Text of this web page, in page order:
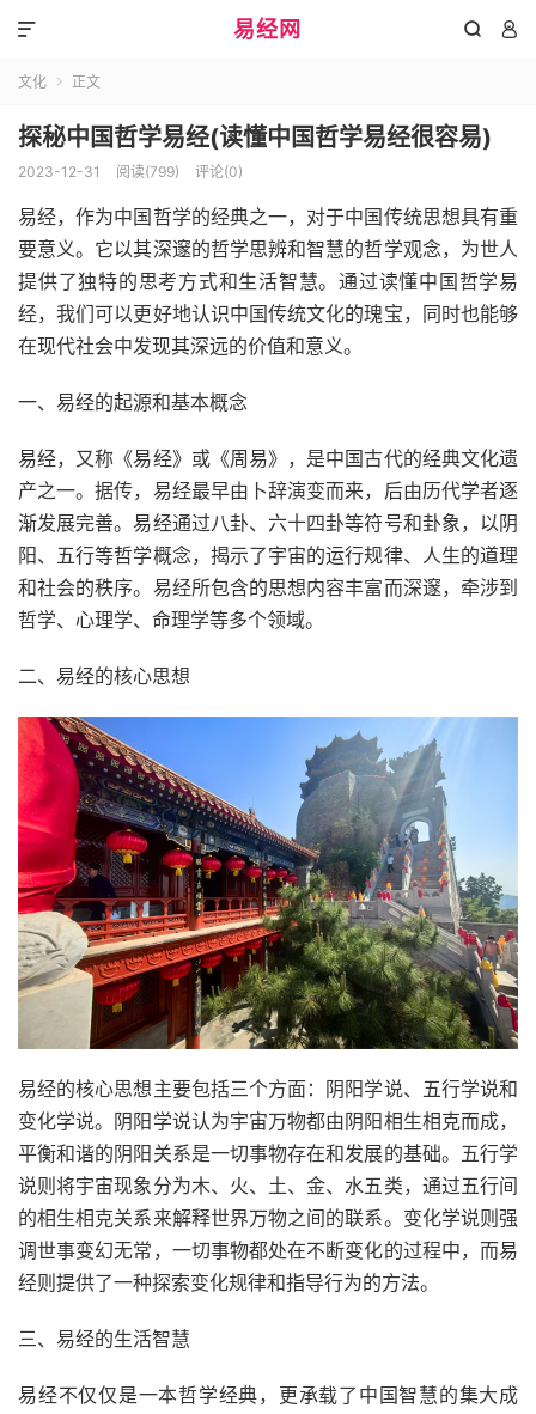
易经网  

文化  正文
探秘中国哲学易经(读懂中国哲学易经很容易)
2023-12-31 阅读(799) 评论(0)
易经，作为中国哲学的经典之一，对于中国传统思想具有重
要意义。它以其深邃的哲学思辨和智慧的哲学观念，为世人
提供了独特的思考方式和生活智慧。通过读懂中国哲学易
经，我们可以更好地认识中国传统文化的瑰宝，同时也能够
在现代社会中发现其深远的价值和意义。
一、易经的起源和基本概念
易经，又称《易经》或《周易》，是中国古代的经典文化遗
产之一。据传，易经最早由卜辞演变而来，后由历代学者逐
渐发展完善。易经通过八卦、六十四卦等符号和卦象，以阴
阳、五行等哲学概念，揭示了宇宙的运行规律、人生的道理
和社会的秩序。易经所包含的思想内容丰富而深邃，牵涉到
哲学、心理学、命理学等多个领域。
二、易经的核心思想
易经的核心思想主要包括三个方面：阴阳学说、五行学说和
变化学说。阴阳学说认为宇宙万物都由阴阳相生相克而成，
平衡和谐的阴阳关系是一切事物存在和发展的基础。五行学
说则将宇宙现象分为木、火、土、金、水五类，通过五行间
的相生相克关系来解释世界万物之间的联系。变化学说则强
调世事变幻无常，一切事物都处在不断变化的过程中，而易
经则提供了一种探索变化规律和指导行为的方法。
三、易经的生活智慧
易经不仅仅是一本哲学经典，更承载了中国智慧的集大成